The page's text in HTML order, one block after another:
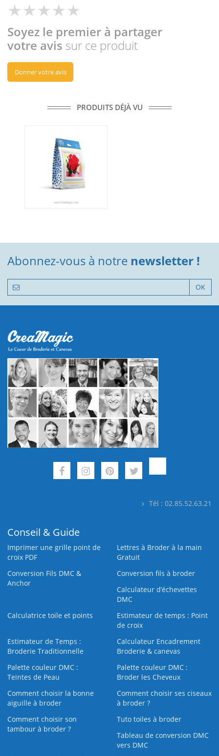
Soyez le premier à partager
votre avis sur ce produit
Donner votre avis
PRODUITS DÉJÀ VU
Abonnez-vous à notre newsletter !
OK
Tél : 02.85.52.63.21
Conseil & Guide
Imprimer une grille point de
croix PDF
Lettres à Broder à la main
Gratuit
Conversion Fils DMC &
Anchor
Conversion fils à broder
Calculateur d’échevettes
DMC
Calculatrice toile et points
Estimateur de temps : Point
de croix
Estimateur de Temps :
Broderie Traditionnelle
Calculateur Encadrement
Broderie & canevas
Palette couleur DMC :
Teintes de Peau
Palette couleur DMC :
Broder les Cheveux
Comment choisir la bonne
aiguille à broder
Comment choisir ses ciseaux
à broder ?
Comment choisir son
tambour à broder ?
Tuto toiles à broder
Tableau de conversion DMC
vers DMC